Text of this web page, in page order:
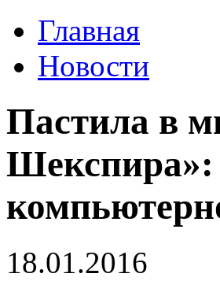
Главная
Новости
Пастила в
Шекспира»:
18.01.2016